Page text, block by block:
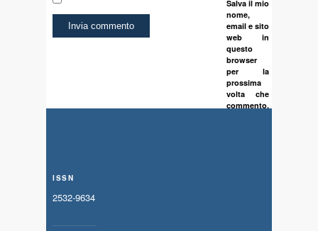
Salva il mio
nome,
email e sito
web in
questo
browser
per la
prossima
volta che
commento.
ISSN
2532-9634